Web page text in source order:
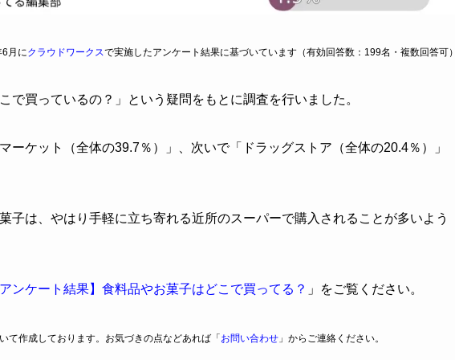
月にクラウドワークスで実施したアンケート結果に基づいています（有効回答数：199名・複数回答可
で買っているの？」という疑問をもとに調査を行いました。
ーケット（全体の39.7％）」、次いで「ドラッグストア（全体の20.4％）」
子は、やはり手軽に立ち寄れる近所のスーパーで購入されることが多いよう
アンケート結果】食料品やお菓子はどこで買ってる？ 」をご覧ください。
て作成しております。お気づきの点などあれば「 お問い合わせ 」からご連絡ください。